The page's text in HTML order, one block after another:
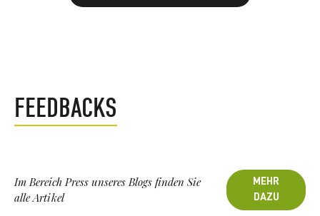
FEEDBACKS
Im Bereich Press unseres Blogs finden Sie
alle Artikel
MEHR
DAZU